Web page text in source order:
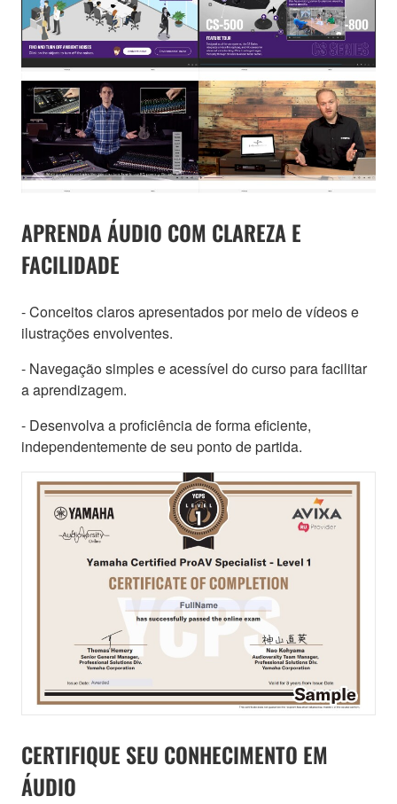
APRENDA ÁUDIO COM CLAREZA E
FACILIDADE
- Conceitos claros apresentados por meio de vídeos e
ilustrações envolventes.
- Navegação simples e acessível do curso para facilitar
a aprendizagem.
- Desenvolva a proficiência de forma eficiente,
independentemente de seu ponto de partida.
CERTIFIQUE SEU CONHECIMENTO EM
ÁUDIO